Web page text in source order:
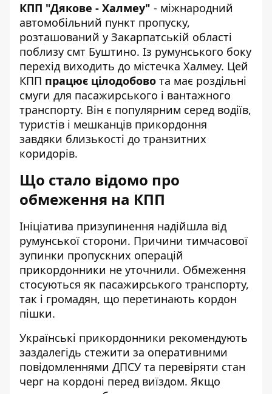
КПП "Дякове - Халмеу" - міжнародний
автомобільний пункт пропуску,
розташований у Закарпатській області
поблизу смт Буштино. Із румунського боку
перехід виходить до містечка Халмеу. Цей
КПП працює цілодобово та має роздільні
смуги для пасажирського і вантажного
транспорту. Він є популярним серед водіїв,
туристів і мешканців прикордоння
завдяки близькості до транзитних
коридорів.
Що стало відомо про
обмеження на КПП
Ініціатива призупинення надійшла від
румунської сторони. Причини тимчасової
зупинки пропускних операцій
прикордонники не уточнили. Обмеження
стосуються як пасажирського транспорту,
так і громадян, що перетинають кордон
пішки.
Українські прикордонники рекомендують
заздалегідь стежити за оперативними
повідомленнями ДПСУ та перевіряти стан
черг на кордоні перед виїздом. Якщо